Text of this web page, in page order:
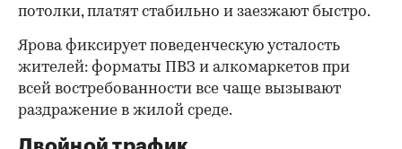
потолки, платят стабильно и заезжают быстро.
Ярова фиксирует поведенческую усталость
жителей: форматы ПВЗ и алкомаркетов при
всей востребованности все чаще вызывают
раздражение в жилой среде.